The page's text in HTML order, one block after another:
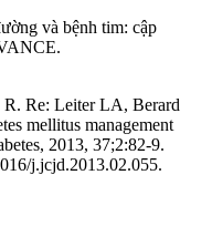
và bệnh tim: cập
Re: Leiter LA, Berard
mellitus management
2013, 37;2:82-9.
j.jcjd.2013.02.055.